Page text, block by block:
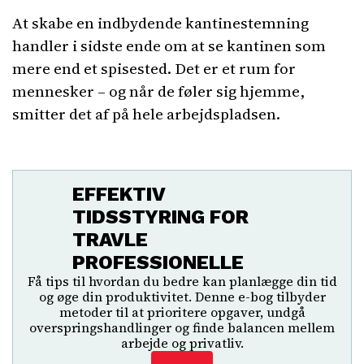
At skabe en indbydende kantinestemning
handler i sidste ende om at se kantinen som
mere end et spisested. Det er et rum for
mennesker – og når de føler sig hjemme,
smitter det af på hele arbejdspladsen.
EFFEKTIV
TIDSSTYRING FOR
TRAVLE
PROFESSIONELLE
Få tips til hvordan du bedre kan planlægge din tid
og øge din produktivitet. Denne e-bog tilbyder
metoder til at prioritere opgaver, undgå
overspringshandlinger og finde balancen mellem
arbejde og privatliv.